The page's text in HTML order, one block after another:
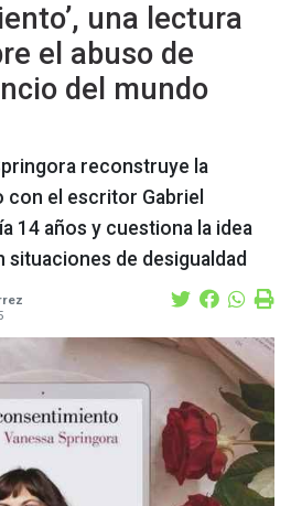
una lectura
el abuso de
del mundo
reconstruye la
el escritor Gabriel
14 años y cuestiona la idea
de desigualdad